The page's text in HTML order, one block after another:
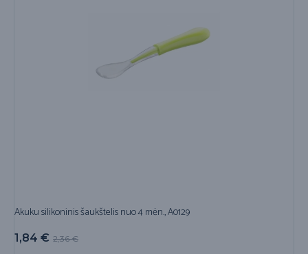
Akuku silikoninis šaukštelis nuo 4 mėn., A0129
2,36€
1,84 €